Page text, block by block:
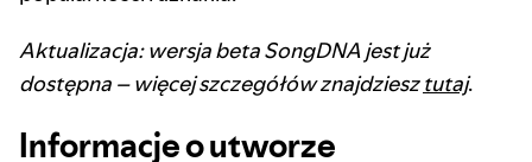
Aktualizacja: wersja beta SongDNA jest już
dostępna – więcej szczegółów znajdziesztutaj.
Informacje o utworze